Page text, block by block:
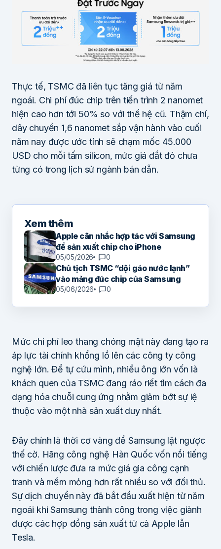
Thực tế, TSMC đã liên tục tăng giá từ năm
ngoái. Chi phí đúc chip trên tiến trình 2 nanomet
hiện cao hơn tới 50% so với thế hệ cũ. Thậm chí,
dây chuyền 1,6 nanomet sắp vận hành vào cuối
năm nay được ước tính sẽ chạm mốc 45.000
USD cho mỗi tấm silicon, mức giá đắt đỏ chưa
từng có trong lịch sử ngành bán dẫn.
Xem thêm
Apple cân nhắc hợp tác với Samsung
để sản xuất chip cho iPhone
05/05/2026 0
Chủ tịch TSMC “dội gáo nước lạnh”
vào mảng đúc chip của Samsung
05/06/2026 0
Mức chi phí leo thang chóng mặt này đang tạo ra
áp lực tài chính khổng lồ lên các công ty công
nghệ lớn. Để tự cứu mình, nhiều ông lớn vốn là
khách quen của TSMC đang ráo riết tìm cách đa
dạng hóa chuỗi cung ứng nhằm giảm bớt sự lệ
thuộc vào một nhà sản xuất duy nhất.
Đây chính là thời cơ vàng để Samsung lật ngược
thế cờ. Hãng công nghệ Hàn Quốc vốn nổi tiếng
với chiến lược đưa ra mức giá gia công cạnh
tranh và mềm mỏng hơn rất nhiều so với đối thủ.
Sự dịch chuyển này đã bắt đầu xuất hiện từ năm
ngoái khi Samsung thành công trong việc giành
được các hợp đồng sản xuất từ cả Apple lẫn
Tesla.